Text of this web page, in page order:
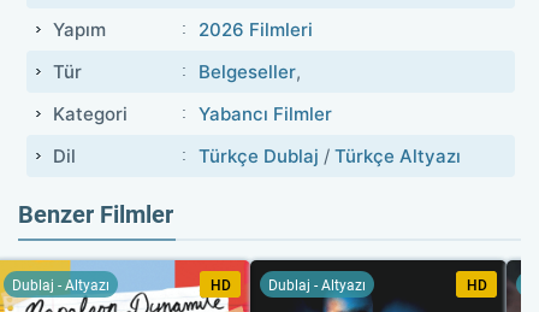
Yapım
2026 Filmleri
Tür
Belgeseller,
Kategori
Yabancı Filmler
Dil
Türkçe Dublaj / Türkçe Altyazı
Benzer Filmler
Dublaj - Altyazı HD Dublaj - Altyazı HD